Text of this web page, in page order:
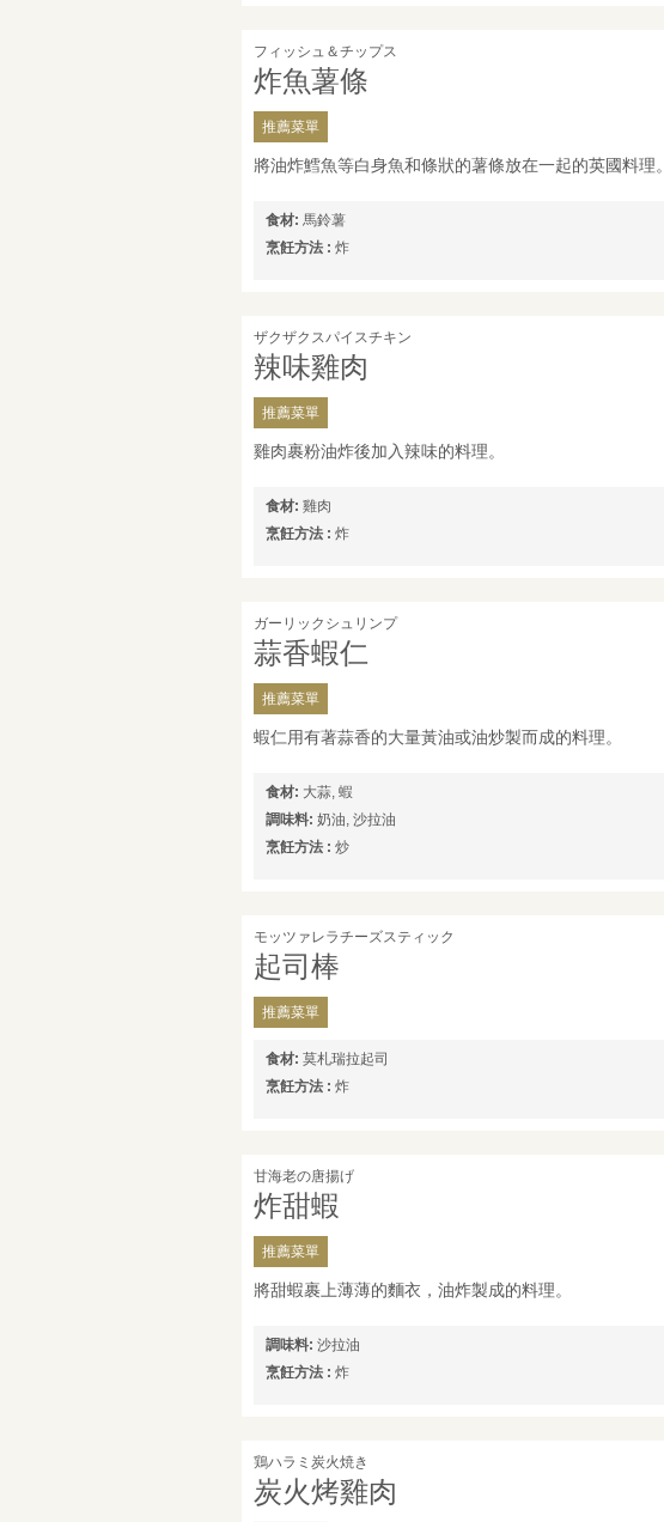
フィッシュ＆チップス
炸魚薯條
推薦菜單
將油炸鱈魚等白身魚和條狀的薯條放在一起的英國料理。
食材: 馬鈴薯
烹飪方法 : 炸
ザクザクスパイスチキン
辣味雞肉
推薦菜單
雞肉裹粉油炸後加入辣味的料理。
食材: 雞肉
烹飪方法 : 炸
ガーリックシュリンプ
蒜香蝦仁
推薦菜單
蝦仁用有著蒜香的大量黃油或油炒製而成的料理。
食材: 大蒜, 蝦
調味料: 奶油, 沙拉油
烹飪方法 : 炒
モッツァレラチーズスティック
起司棒
推薦菜單
食材: 莫札瑞拉起司
烹飪方法 : 炸
甘海老の唐揚げ
炸甜蝦
推薦菜單
將甜蝦裹上薄薄的麵衣，油炸製成的料理。
調味料: 沙拉油
烹飪方法 : 炸
鶏ハラミ炭火焼き
炭火烤雞肉